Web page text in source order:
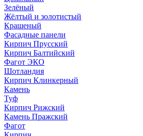
Зелёный
Жёлтый и золотистый
Крашеный
Фасадные панели
Кирпич Прусский
Кирпич Балтийский
Фагот ЭКО
Шотландия
Кирпич Клинкерный
Камень
Туф
Кирпич Рижский
Камень Пражский
Фагот